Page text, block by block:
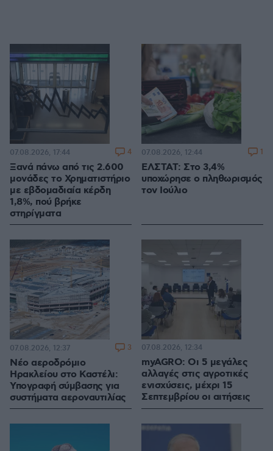
Ξανά πάνω από τις 2.600
μονάδες το Χρηματιστήριο
με εβδομαδιαία κέρδη
1,8%, πού βρήκε
στηρίγματα
07.08.2026, 17:44 4
ΕΛΣΤΑΤ: Στο 3,4%
υποχώρησε ο πληθωρισμός
τον Ιούλιο
07.08.2026, 12:44 1
Νέο αεροδρόμιο
Ηρακλείου στο Καστέλι:
Υπογραφή σύμβασης για
συστήματα αεροναυτιλίας
07.08.2026, 12:37 3
myAGRO: Οι 5 μεγάλες
αλλαγές στις αγροτικές
ενισχύσεις, μέχρι 15
Σεπτεμβρίου οι αιτήσεις
07.08.2026, 12:34